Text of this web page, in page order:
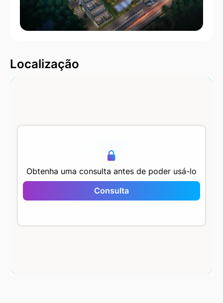
Localização
Obtenha uma consulta antes de poder usá-lo
Consulta
Valentium
Ispartakule